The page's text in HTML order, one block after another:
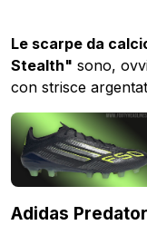
Le scarpe da
Stealth" sono,
con strisce
Adidas